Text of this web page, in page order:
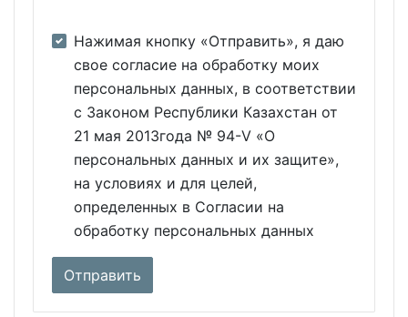
Нажимая кнопку «Отправить», я даю
свое согласие на обработку моих
персональных данных, в соответствии
с Законом Республики Казахстан от
21 мая 2013года № 94-V «О
персональных данных и их защите»,
на условиях и для целей,
определенных в Согласии на
обработку персональных данных